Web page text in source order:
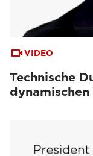
VIDEO
Technische
dynamischen